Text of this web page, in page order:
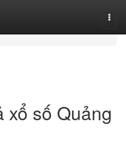
xổ số Quảng